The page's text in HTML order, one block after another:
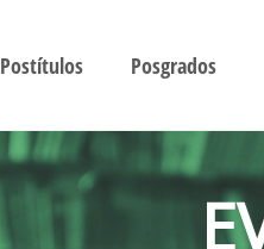
Postítulos Posgrados